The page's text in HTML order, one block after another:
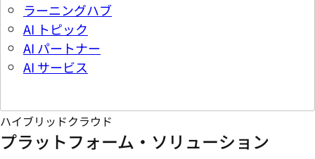
ラーニングハブ
AI トピック
AI パートナー
AI サービス
ハイブリッドクラウド
プラットフォーム・ソリューション